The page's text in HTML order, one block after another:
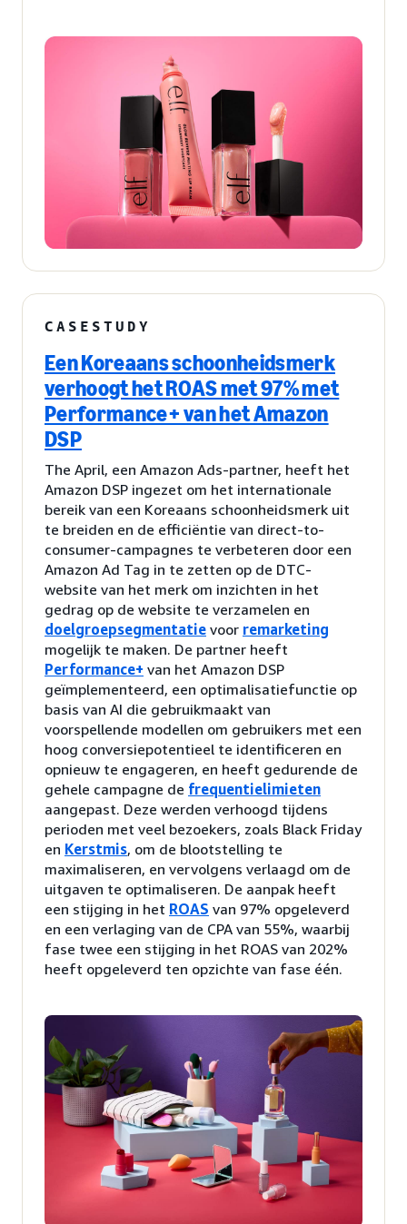
CASESTUDY
Een Koreaans schoonheidsmerk
verhoogt het ROAS met 97% met
Performance+ van het Amazon
DSP
The April, een Amazon Ads-partner, heeft het
Amazon DSP ingezet om het internationale
bereik van een Koreaans schoonheidsmerk uit
te breiden en de efficiëntie van direct-to-
consumer-campagnes te verbeteren door een
Amazon Ad Tag in te zetten op de DTC-
website van het merk om inzichten in het
gedrag op de website te verzamelen en
doelgroepsegmentatie voor remarketing
mogelijk te maken. De partner heeft
Performance+ van het Amazon DSP
geïmplementeerd, een optimalisatiefunctie op
basis van AI die gebruikmaakt van
voorspellende modellen om gebruikers met een
hoog conversiepotentieel te identificeren en
opnieuw te engageren, en heeft gedurende de
gehele campagne de frequentielimieten
aangepast. Deze werden verhoogd tijdens
perioden met veel bezoekers, zoals Black Friday
en Kerstmis, om de blootstelling te
maximaliseren, en vervolgens verlaagd om de
uitgaven te optimaliseren. De aanpak heeft
een stijging in het ROAS van 97% opgeleverd
en een verlaging van de CPA van 55%, waarbij
fase twee een stijging in het ROAS van 202%
heeft opgeleverd ten opzichte van fase één.